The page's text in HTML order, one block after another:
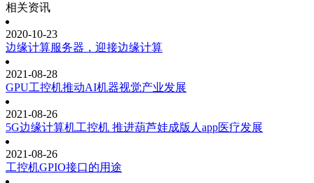
相关资讯
2020-10-23
边缘计算服务器，迎接边缘计算
2021-08-28
GPU工控机推动AI机器视觉产业发展
2021-08-26
5G边缘计算机工控机 推进葫芦娃成版人app医疗发展
2021-08-26
工控机GPIO接口的用途